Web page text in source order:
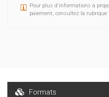
l'Université Catholique de
Pour plus d'informations à
paiement, consultez la rubrique
Formats